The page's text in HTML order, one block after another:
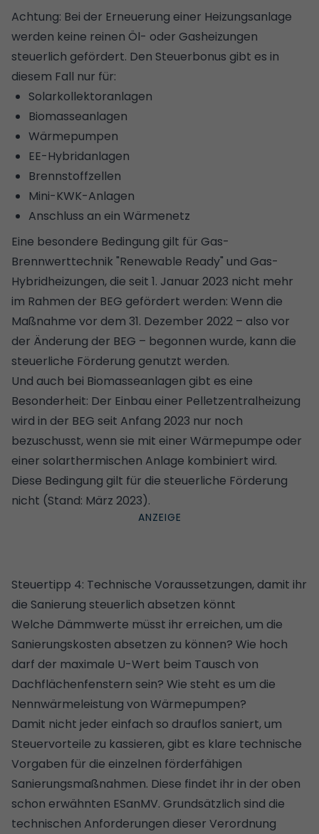
Achtung: Bei der Erneuerung einer Heizungsanlage
werden keine reinen Öl- oder Gasheizungen
steuerlich gefördert. Den Steuerbonus gibt es in
diesem Fall nur für:
Solarkollektoranlagen
Biomasseanlagen
Wärmepumpen
EE-Hybridanlagen
Brennstoffzellen
Mini-KWK-Anlagen
Anschluss an ein Wärmenetz
Eine besondere Bedingung gilt für Gas-
Brennwerttechnik "Renewable Ready" und Gas-
Hybridheizungen, die seit 1. Januar 2023 nicht mehr
im Rahmen der BEG gefördert werden: Wenn die
Maßnahme vor dem 31. Dezember 2022 – also vor
der Änderung der BEG – begonnen wurde, kann die
steuerliche Förderung genutzt werden.
Und auch bei Biomasseanlagen gibt es eine
Besonderheit: Der Einbau einer Pelletzentralheizung
wird in der BEG seit Anfang 2023 nur noch
bezuschusst, wenn sie mit einer Wärmepumpe oder
einer solarthermischen Anlage kombiniert wird.
Diese Bedingung gilt für die steuerliche Förderung
nicht (Stand: März 2023).
Steuertipp 4: Technische Voraussetzungen, damit ihr
die Sanierung steuerlich absetzen könnt
Welche Dämmwerte müsst ihr erreichen, um die
Sanierungskosten absetzen zu können? Wie hoch
darf der maximale U-Wert beim Tausch von
Dachflächenfenstern sein? Wie steht es um die
Nennwärmeleistung von Wärmepumpen?
Damit nicht jeder einfach so drauflos saniert, um
Steuervorteile zu kassieren, gibt es klare technische
Vorgaben für die einzelnen förderfähigen
Sanierungsmaßnahmen. Diese findet ihr in der oben
schon erwähnten ESanMV. Grundsätzlich sind die
technischen Anforderungen dieser Verordnung